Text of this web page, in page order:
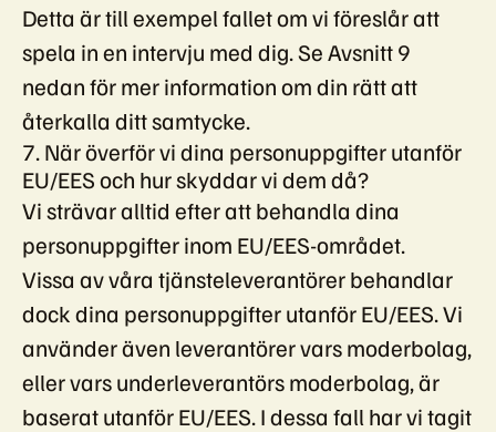
Detta är till exempel fallet om vi föreslår att
spela in en intervju med dig. Se Avsnitt 9
nedan för mer information om din rätt att
återkalla ditt samtycke.
7. När överför vi dina personuppgifter utanför
EU/EES och hur skyddar vi dem då?
Vi strävar alltid efter att behandla dina
personuppgifter inom EU/EES-området.
Vissa av våra tjänsteleverantörer behandlar
dock dina personuppgifter utanför EU/EES. Vi
använder även leverantörer vars moderbolag,
eller vars underleverantörs moderbolag, är
baserat utanför EU/EES. I dessa fall har vi tagit